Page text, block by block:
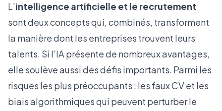
L’intelligence artificielle et le recrutement
sont deux concepts qui, combinés, transforment
la manière dont les entreprises trouvent leurs
talents. Si l’IA présente de nombreux avantages,
elle soulève aussi des défis importants. Parmi les
risques les plus préoccupants : les faux CV et les
biais algorithmiques qui peuvent perturber le